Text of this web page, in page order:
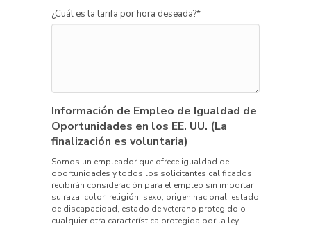
¿Cuál es la tarifa por hora deseada?*
Información de Empleo de Igualdad de
Oportunidades en los EE. UU. (La
finalización es voluntaria)
Somos un empleador que ofrece igualdad de
oportunidades y todos los solicitantes calificados
recibirán consideración para el empleo sin importar
su raza, color, religión, sexo, origen nacional, estado
de discapacidad, estado de veterano protegido o
cualquier otra característica protegida por la ley.